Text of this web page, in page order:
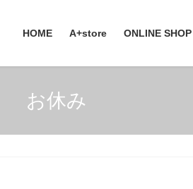
HOME A+store ONLINE SHOP
お休み